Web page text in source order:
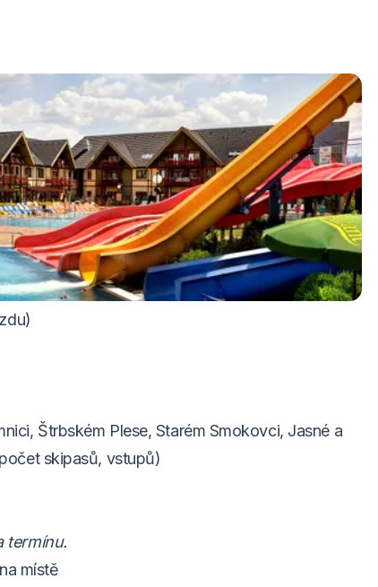
pobytu
světa Harmony (počet vstupů = počet
Štrbském Plese, Starém Smokovci, Jasné a
skipasů, vstupů)
termínu.
místě